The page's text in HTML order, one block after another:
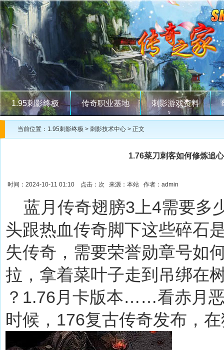
1.95刺影终极 传奇职业基地 刺影游戏资料
当前位置： 1.95刺影终极 > 刺影技术中心 > 正文
1.76菜刀刺客如何修炼追
时间：2024-10-11 01:10 点击： 次 来源：本站 作者：admin
蓝月传奇翅膀3上4需要多
头跟热血传奇脚下这些碎石
失传奇，需要荣誉勋章号如
拉，拿着菜叶子走到吊绑在
？1.76月卡版本……看赤月
时候，176复古传奇发布，